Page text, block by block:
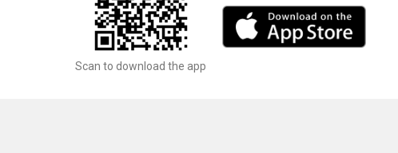
Scan to download the app